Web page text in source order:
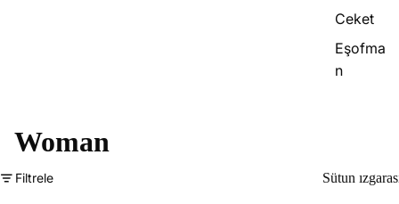
Ceket
Eşofma
n
Woman
Filtrele Sütun